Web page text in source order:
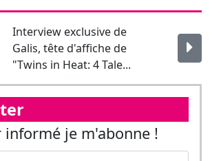
Interview exclusive de
Galis, tête d'affiche de
"Twins in Heat: 4 Tale...
informé je m'abonne !